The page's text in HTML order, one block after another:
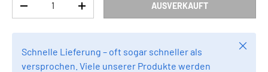
MENGE VERRINGERNMENGE ERHÖHEN AUSVERKAUFT
Schnelle Lieferung – oft sogar schneller als
versprochen. Viele unserer Produkte werden